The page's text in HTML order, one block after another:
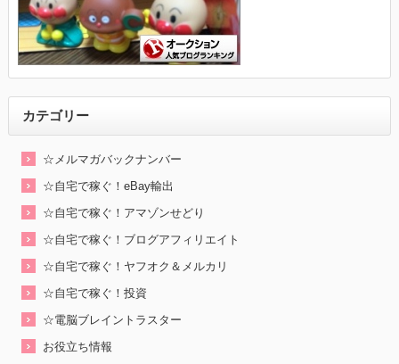
カテゴリー
☆メルマガバックナンバー
☆自宅で稼ぐ！eBay輸出
☆自宅で稼ぐ！アマゾンせどり
☆自宅で稼ぐ！ブログアフィリエイト
☆自宅で稼ぐ！ヤフオク＆メルカリ
☆自宅で稼ぐ！投資
☆電脳ブレイントラスター
お役立ち情報